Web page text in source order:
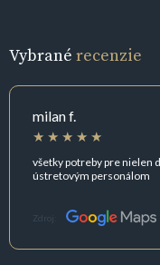
Vybrané recenzie
milan f.
všetky potreby pre nielen
ústretovým personálom
Zdroj: